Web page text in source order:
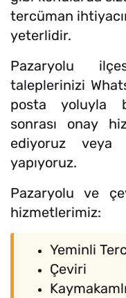
tercüman
yeterlidir.
Pazaryolu
taleplerinizi
posta yoluyla
sonrası onay
ediyoruz veya
yapıyoruz.
Pazaryolu ve
hizmetlerimiz:
Yeminli
Çeviri